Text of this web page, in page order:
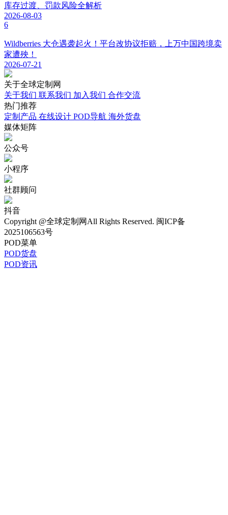
库存过渡、罚款风险全解析
2026-08-03
6
Wildberries 大仓遇袭起火！平台改协议拒赔，上万中国跨境卖
家遭殃！
2026-07-21
关于全球定制网
关于我们 联系我们 加入我们 合作交流
热门推荐
定制产品 在线设计 POD导航 海外货盘
媒体矩阵
公众号
小程序
社群顾问
抖音
Copyright @全球定制网All Rights Reserved. 闽ICP备
2025106563号
POD菜单
POD货盘
POD资讯